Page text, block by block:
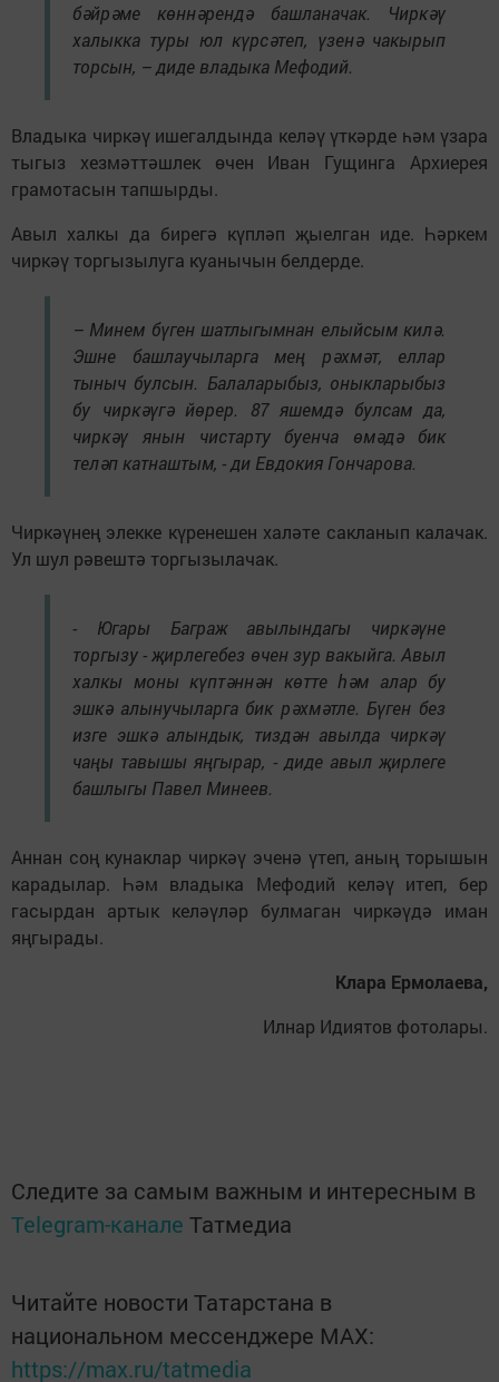
бәйрәме көннәрендә башланачак. Чиркәү
халыкка туры юл күрсәтеп, үзенә чакырып
торсын, – диде владыка Мефодий.
Владыка чиркәү ишегалдында келәү үткәрде һәм үзара
тыгыз хезмәттәшлек өчен Иван Гущинга Архиерея
грамотасын тапшырды.
Авыл халкы да бирегә күпләп җыелган иде. Һәркем
чиркәү торгызылуга куанычын белдерде.
– Минем бүген шатлыгымнан елыйсым килә.
Эшне башлаучыларга мең рәхмәт, еллар
тыныч булсын. Балаларыбыз, оныкларыбыз
бу чиркәүгә йөрер. 87 яшемдә булсам да,
чиркәү янын чистарту буенча өмәдә бик
теләп катнаштым, - ди Евдокия Гончарова.
Чиркәүнең элекке күренешен халәте сакланып калачак.
Ул шул рәвештә торгызылачак.
- Югары Баграж авылындагы чиркәүне
торгызу - җирлегебез өчен зур вакыйга. Авыл
халкы моны күптәннән көтте һәм алар бу
эшкә алынучыларга бик рәхмәтле. Бүген без
изге эшкә алындык, тиздән авылда чиркәү
чаңы тавышы яңгырар, - диде авыл җирлеге
башлыгы Павел Минеев.
Аннан соң кунаклар чиркәү эченә үтеп, аның торышын
карадылар. Һәм владыка Мефодий келәү итеп, бер
гасырдан артык келәүләр булмаган чиркәүдә иман
яңгырады.
Клара Ермолаева,
Илнар Идиятов фотолары.
Следите за самым важным и интересным в
Telegram-канале Татмедиа
Читайте новости Татарстана в
национальном мессенджере MАХ:
https://max.ru/tatmedia